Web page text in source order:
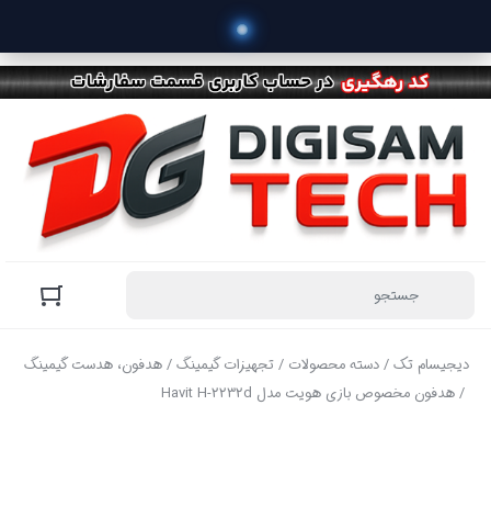
دیجیسام تک/دسته محصولات /تجهیزات گیمینگ/هدفون، هدست گیمینگ
/ هدفون مخصوص بازی هویت مدل Havit H-2232d
انواع